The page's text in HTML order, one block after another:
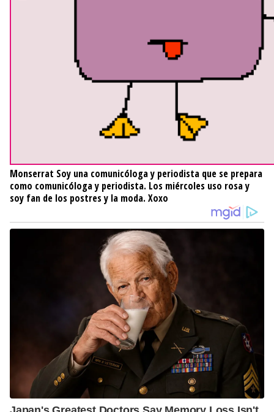
Monserrat Soy una comunicóloga y periodista que se prepara
como comunicóloga y periodista. Los miércoles uso rosa y
soy fan de los postres y la moda. Xoxo